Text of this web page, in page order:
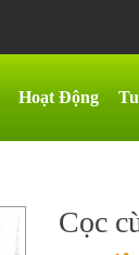
Hoạt Động
Cọc